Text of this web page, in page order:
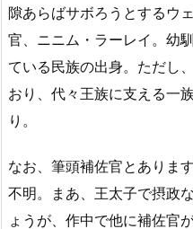
隙あらばサボろうとするウ
官、ニニム・ラーレイ。幼
ている民族の出身。ただし
おり、代々王族に支える一
り。
なお、筆頭補佐官とありま
不明。まあ、王太子で摂政
ょうが、作中で他に補佐官